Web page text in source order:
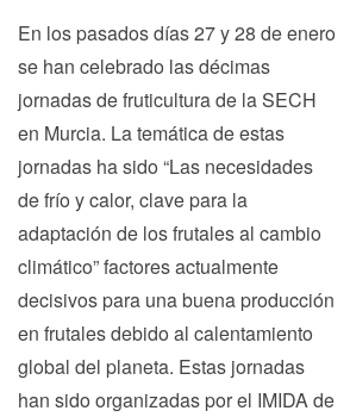
En los pasados días 27 y 28 de enero
se han celebrado las décimas
jornadas de fruticultura de la SECH
en Murcia. La temática de estas
jornadas ha sido “Las necesidades
de frío y calor, clave para la
adaptación de los frutales al cambio
climático” factores actualmente
decisivos para una buena producción
en frutales debido al calentamiento
global del planeta. Estas jornadas
han sido organizadas por el IMIDA de